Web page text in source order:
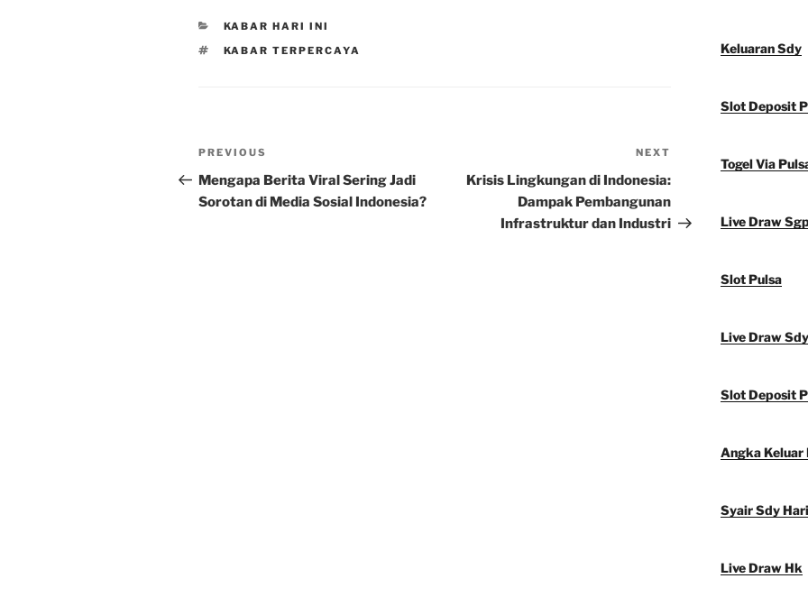
CATEGORIES
KABAR HARI INI
TAGS
KABAR TERPERCAYA
Post
navigation
Previous
Post
PREVIOUS
Mengapa Berita Viral Sering Jadi
Sorotan di Media Sosial Indonesia?
Post
NEXT
Krisis Lingkungan di Indonesia:
Dampak Pembangunan
Infrastruktur dan Industri
Keluaran Sdy
Slot Deposit
Togel Via
Live Draw
Slot Pulsa
Live Draw Sdy
Slot Deposit
Angka Keluar
Syair Sdy
Live Draw Hk